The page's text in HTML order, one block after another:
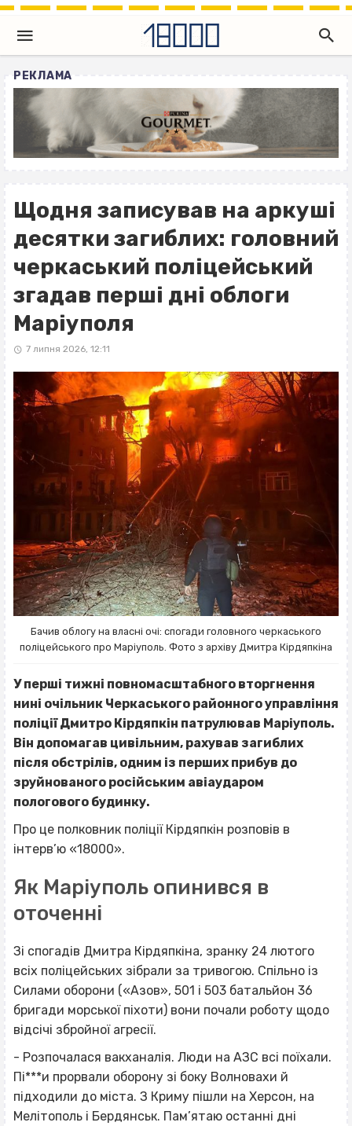
РЕКЛАМА
Щодня записував на аркуші
десятки загиблих: головний
черкаський поліцейський
згадав перші дні облоги
Маріуполя
7 липня 2026, 12:11
Бачив облогу на власні очі: спогади головного черкаського
поліцейського про Маріуполь. Фото з архіву Дмитра Кірдяпкіна
У перші тижні повномасштабного вторгнення
нині очільник Черкаського районного управління
поліції Дмитро Кірдяпкін патрулював Маріуполь.
Він допомагав цивільним, рахував загиблих
після обстрілів, одним із перших прибув до
зруйнованого російським авіаударом
пологового будинку.
Про це полковник поліції Кірдяпкін розповів в
інтерв’ю «18000».
Як Маріуполь опинився в
оточенні
Зі спогадів Дмитра Кірдяпкіна, зранку 24 лютого
всіх поліцейських зібрали за тривогою. Спільно із
Силами оборони («Азов», 501 і 503 батальйон 36
бригади морської піхоти) вони почали роботу щодо
відсічі збройної агресії.
- Розпочалася вакханалія. Люди на АЗС всі поїхали.
Пі***и прорвали оборону зі боку Волновахи й
підходили до міста. З Криму пішли на Херсон, на
Мелітополь і Бердянськ. Пам’ятаю останні дні